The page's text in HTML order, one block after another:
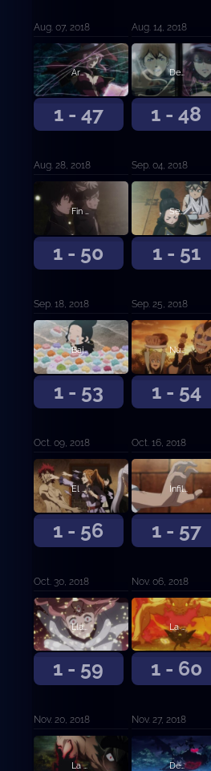
Aug. 07, 2018 Aug. 14, 2018
1 - 47
Arma única
Aug. 28, 2018
1 - 48
Desesperación contra esperanza
Sep. 04, 2018
1 - 50
Fin de la batalla, fin de la desesperación
Sep. 18, 2018
1 - 51
Señales de justicia
Sep. 25, 2018
1 - 53
Bajo la máscara
Oct. 09, 2018
1 - 54
Nunca más
Oct. 16, 2018
1 - 56
El hombre llamado Fanzell, continuación
Oct. 30, 2018
1 - 57
Infiltración
Nov. 06, 2018
1 - 59
Llamas de odio
Nov. 20, 2018
1 - 60
La expiación del desertor
Nov. 27, 2018
La persona que te hace mejorar Desesperación contra esperanza